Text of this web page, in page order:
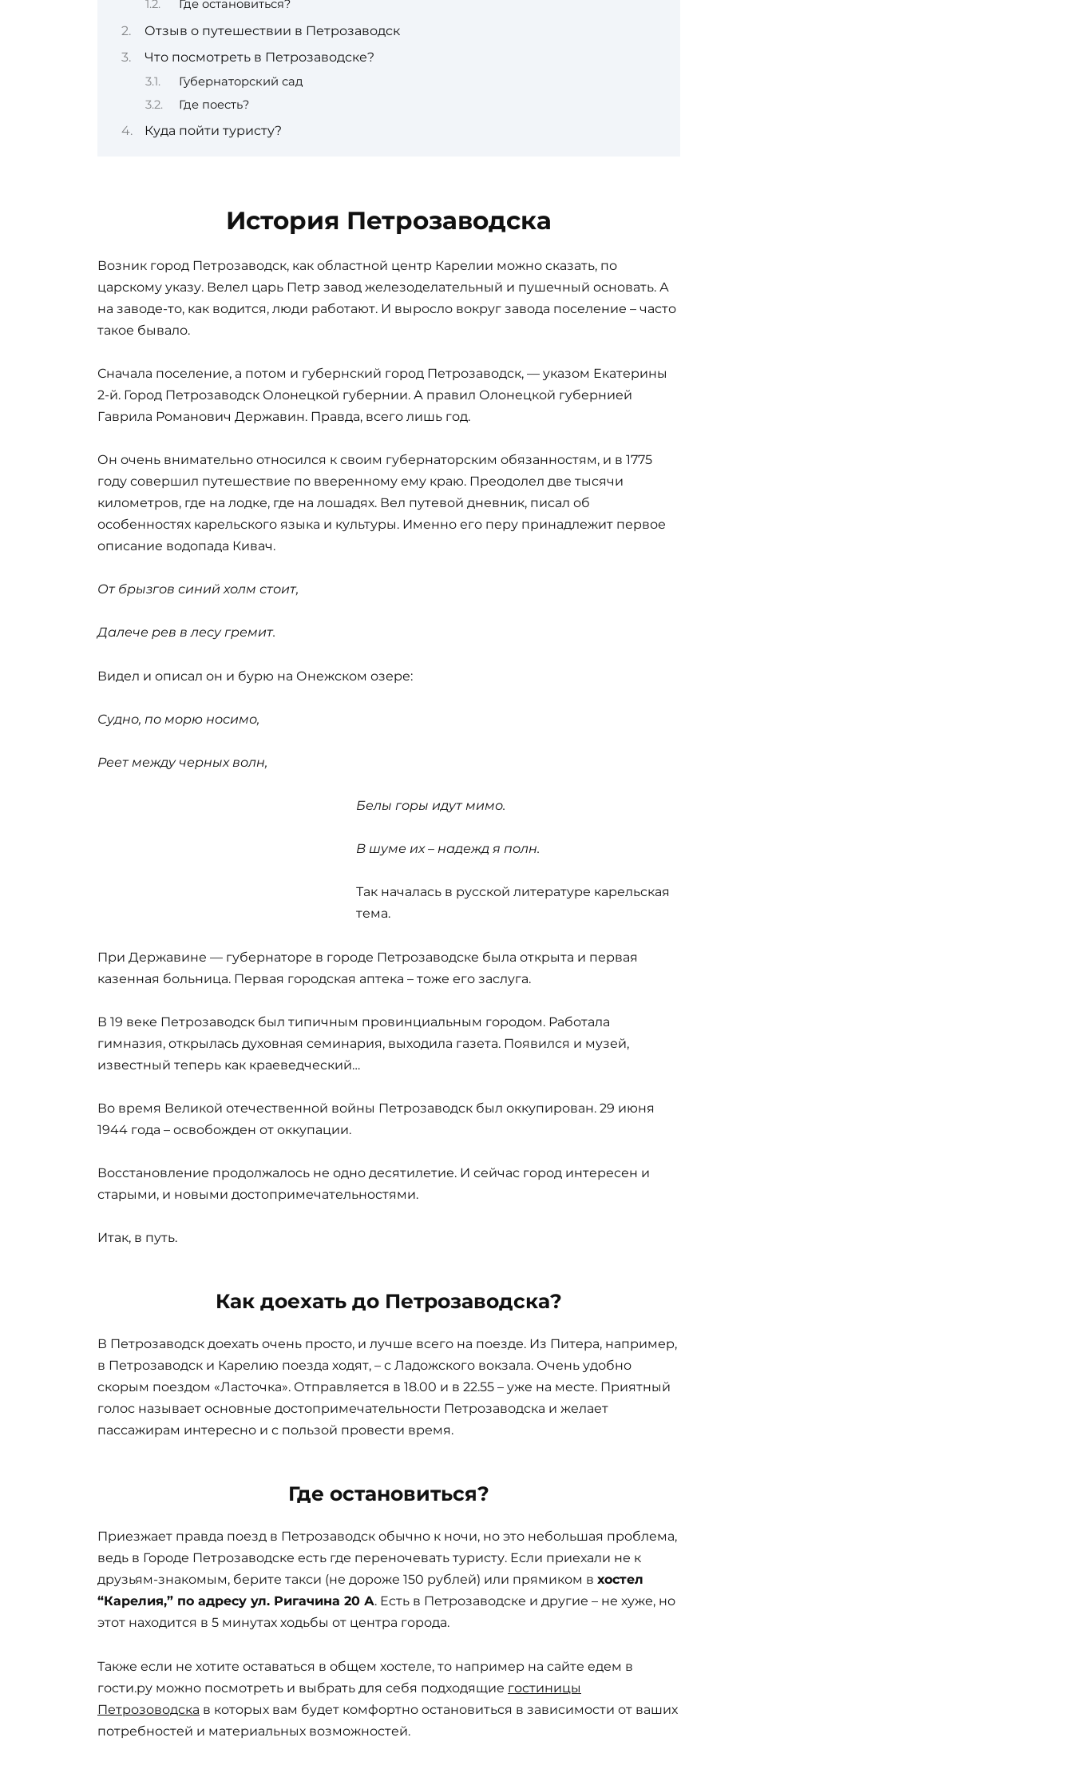
Где остановиться?
Отзыв о путешествии в Петрозаводск
Что посмотреть в Петрозаводске?
Губернаторский сад
Где поесть?
Куда пойти туристу?
История Петрозаводска
Возник город Петрозаводск, как областной центр Карелии можно сказать, по
царскому указу. Велел царь Петр завод железоделательный и пушечный основать. А
на заводе-то, как водится, люди работают. И выросло вокруг завода поселение – часто
такое бывало.
Сначала поселение, а потом и губернский город Петрозаводск, — указом Екатерины
2-й. Город Петрозаводск Олонецкой губернии. А правил Олонецкой губернией
Гаврила Романович Державин. Правда, всего лишь год.
Он очень внимательно относился к своим губернаторским обязанностям, и в 1775
году совершил путешествие по вверенному ему краю. Преодолел две тысячи
километров, где на лодке, где на лошадях. Вел путевой дневник, писал об
особенностях карельского языка и культуры. Именно его перу принадлежит первое
описание водопада Кивач.
От брызгов синий холм стоит,
Далече рев в лесу гремит.
Видел и описал он и бурю на Онежском озере:
Судно, по морю носимо,
Реет между черных волн,
Белы горы идут мимо.
В шуме их – надежд я полн.
Так началась в русской литературе карельская
тема.
При Державине — губернаторе в городе Петрозаводске была открыта и первая
казенная больница. Первая городская аптека – тоже его заслуга.
В 19 веке Петрозаводск был типичным провинциальным городом. Работала
гимназия, открылась духовная семинария, выходила газета. Появился и музей,
известный теперь как краеведческий…
Во время Великой отечественной войны Петрозаводск был оккупирован. 29 июня
1944 года – освобожден от оккупации.
Восстановление продолжалось не одно десятилетие. И сейчас город интересен и
старыми, и новыми достопримечательностями.
Итак, в путь.
Как доехать до Петрозаводска?
В Петрозаводск доехать очень просто, и лучше всего на поезде. Из Питера, например,
в Петрозаводск и Карелию поезда ходят, – с Ладожского вокзала. Очень удобно
скорым поездом «Ласточка». Отправляется в 18.00 и в 22.55 – уже на месте. Приятный
голос называет основные достопримечательности Петрозаводска и желает
пассажирам интересно и с пользой провести время.
Где остановиться?
Приезжает правда поезд в Петрозаводск обычно к ночи, но это небольшая проблема,
ведь в Городе Петрозаводске есть где переночевать туристу. Если приехали не к
друзьям-знакомым, берите такси (не дороже 150 рублей) или прямиком в хостел
“Карелия,” по адресу ул. Ригачина 20 А. Есть в Петрозаводске и другие – не хуже, но
этот находится в 5 минутах ходьбы от центра города.
Также если не хотите оставаться в общем хостеле, то например на сайте едем в
гости.ру можно посмотреть и выбрать для себя подходящие гостиницы
Петрозоводска в которых вам будет комфортно остановиться в зависимости от ваших
потребностей и материальных возможностей.